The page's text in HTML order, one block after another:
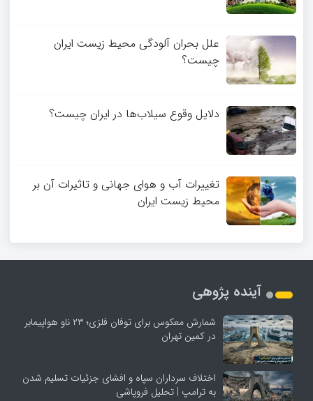
علل بحران آلودگی محیط زیست ایران
چیست؟
دلایل وقوع سیلاب‌ها در ایران چیست؟
تغییرات آب و هوای جهانی و تاثیرات آن بر
محیط زیست ایران
آینده پژوهی
شمارش معکوس برای توفان فلزی؛ ۲۳ ناو هواپیمابر
در کمین تهران
اختلاف سرداران سپاه و افشای جزئیات تسلیم شدن
به ترامپ | تحلیل فروپاشی